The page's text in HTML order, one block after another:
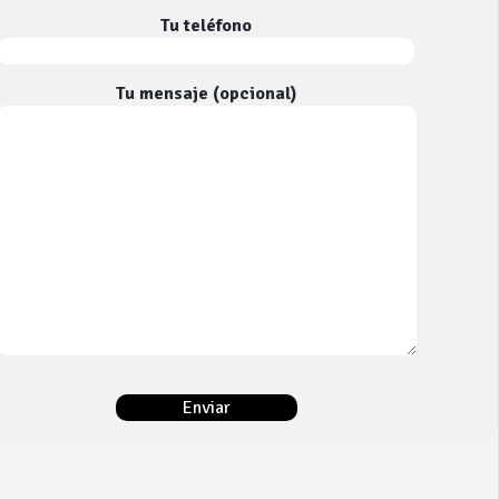
Tu teléfono
Tu mensaje (opcional)